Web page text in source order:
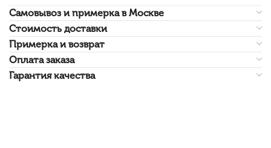
Самовывоз и примерка в Москве
Стоимость доставки
Примерка и возврат
Оплата заказа
Гарантия качества